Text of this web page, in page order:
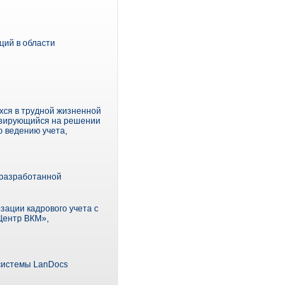
в области
в трудной жизненной
на решении
ведению учета,
кадрового учета с
ВКМ»,
LanDocs